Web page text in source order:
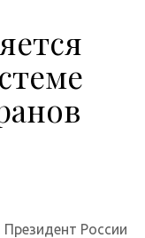
России